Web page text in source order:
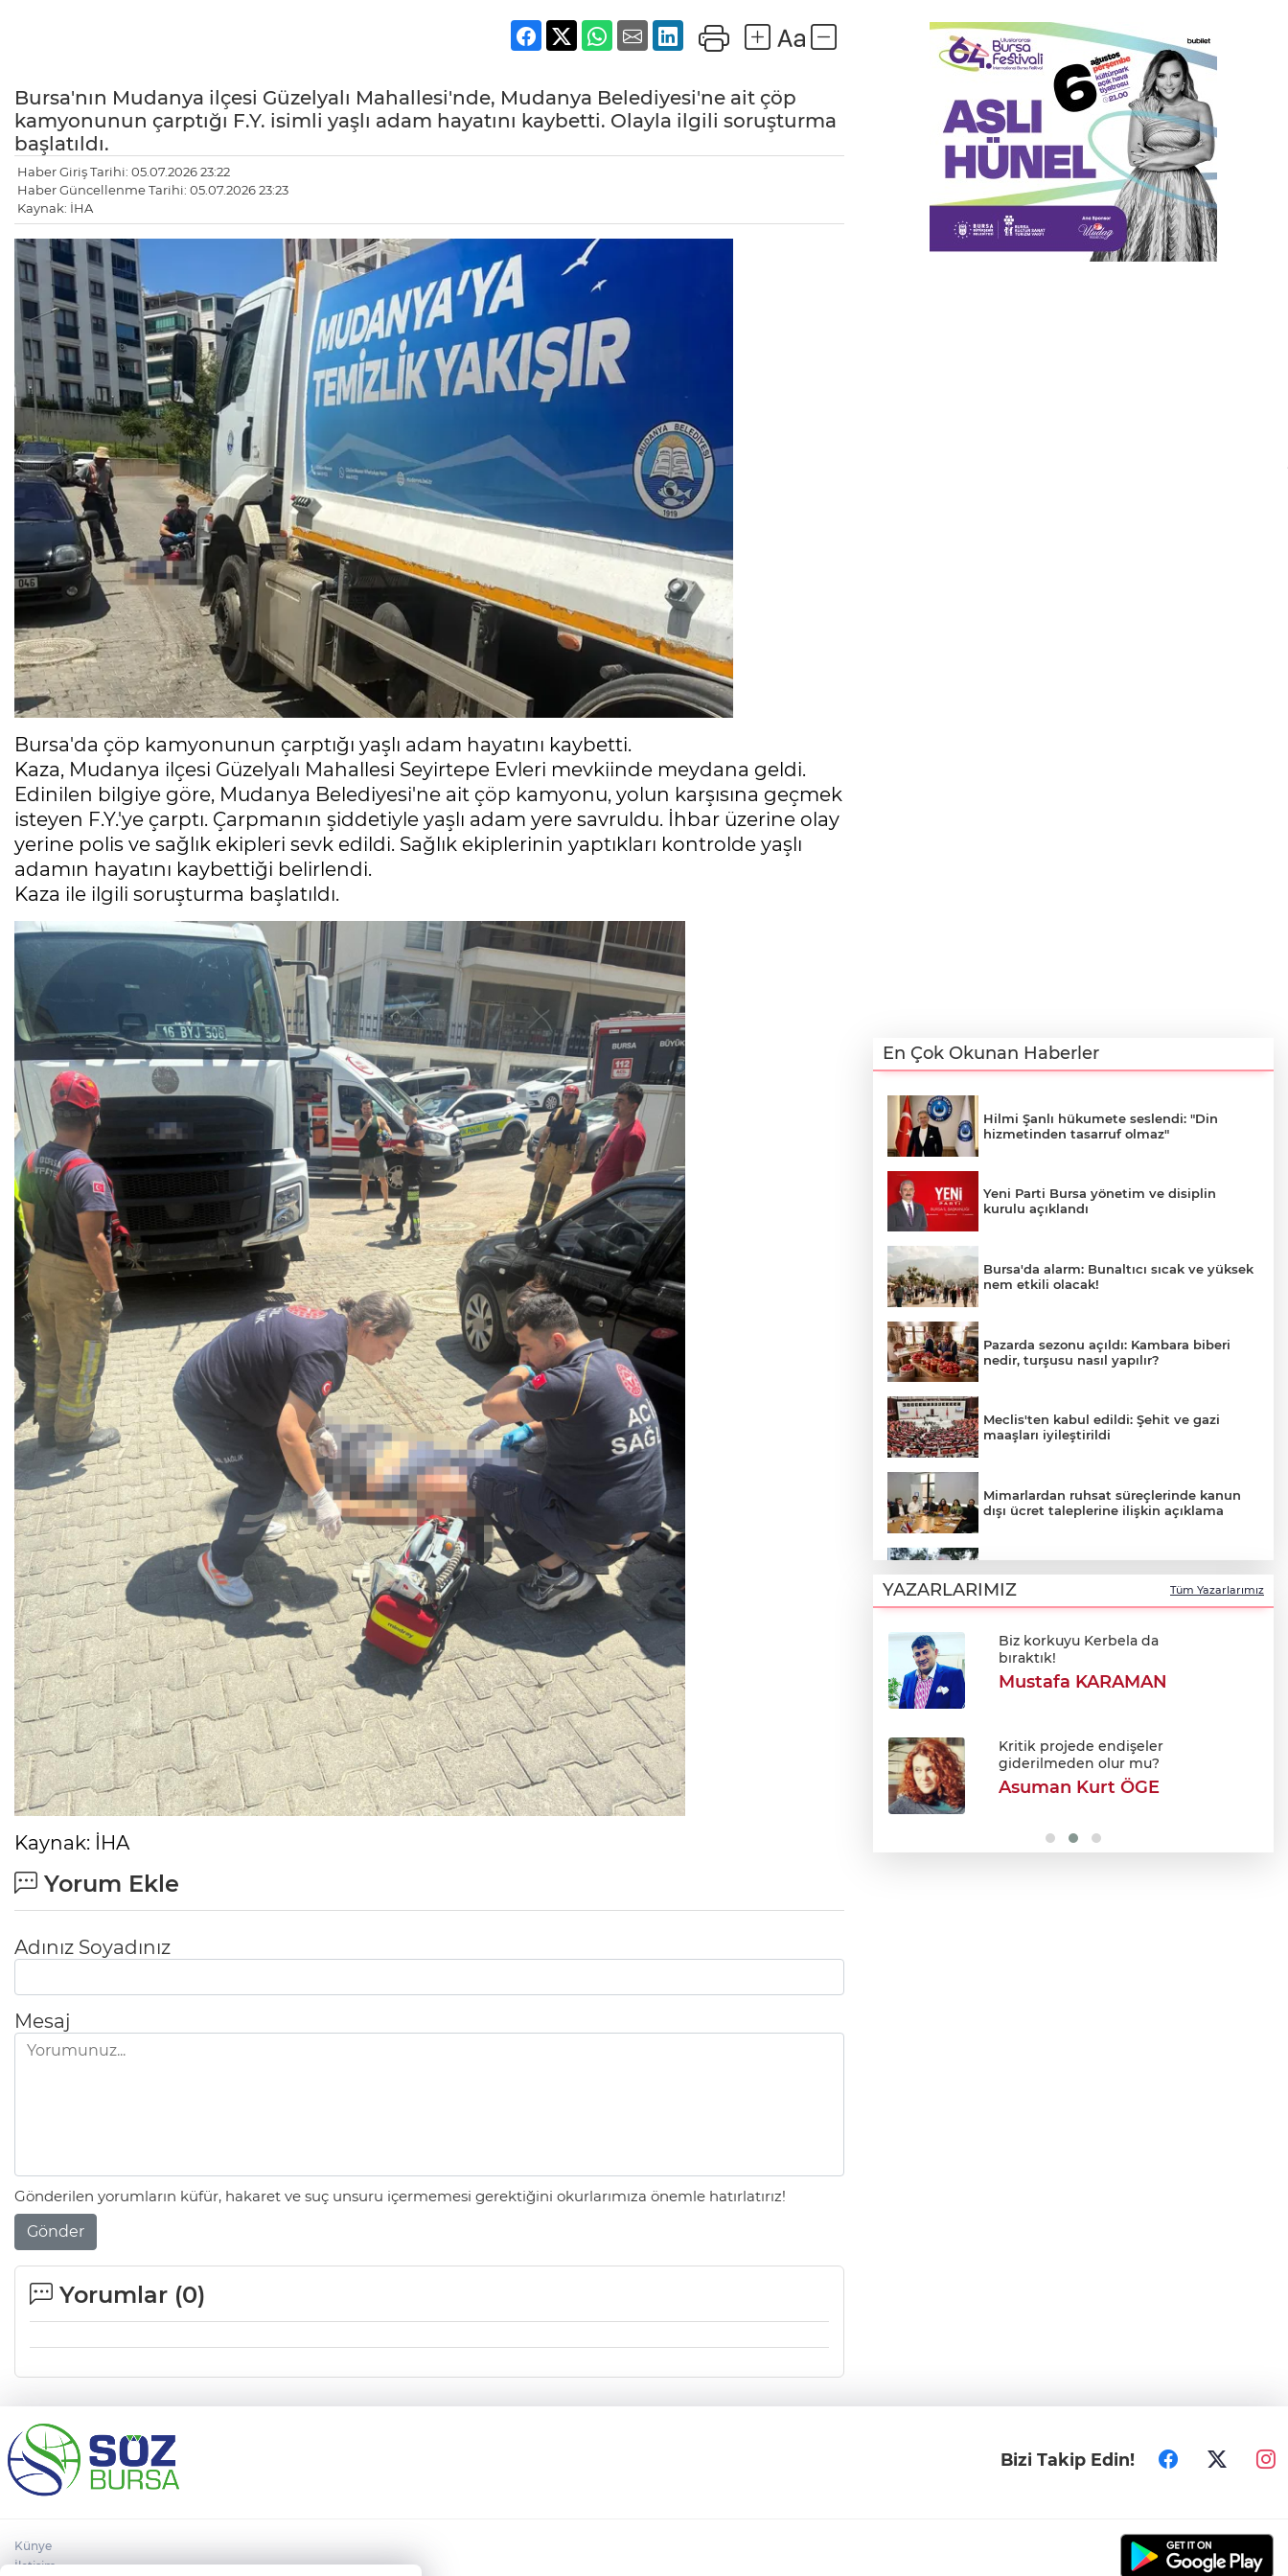
Bursa'nın Mudanya ilçesi Güzelyalı Mahallesi'nde, Mudanya Belediyesi'ne ait çöp
kamyonunun çarptığı F.Y. isimli yaşlı adam hayatını kaybetti. Olayla ilgili soruşturma
başlatıldı.
Haber Giriş Tarihi: 05.07.2026 23:22
Haber Güncellenme Tarihi: 05.07.2026 23:23
Kaynak: İHA
Bursa'da çöp kamyonunun çarptığı yaşlı adam hayatını kaybetti.
Kaza, Mudanya ilçesi Güzelyalı Mahallesi Seyirtepe Evleri mevkiinde meydana geldi.
Edinilen bilgiye göre, Mudanya Belediyesi'ne ait çöp kamyonu, yolun karşısına geçmek
isteyen F.Y.'ye çarptı. Çarpmanın şiddetiyle yaşlı adam yere savruldu. İhbar üzerine olay
yerine polis ve sağlık ekipleri sevk edildi. Sağlık ekiplerinin yaptıkları kontrolde yaşlı
adamın hayatını kaybettiği belirlendi.
Kaza ile ilgili soruşturma başlatıldı.
Kaynak: İHA
Yorum Ekle
Adınız Soyadınız
Mesaj
Gönderilen yorumların küfür, hakaret ve suç unsuru içermemesi gerektiğini okurlarımıza önemle hatırlatırız!
Gönder
Yorumlar (0)
En Çok Okunan Haberler
Hilmi Şanlı hükumete seslendi: "Din
hizmetinden tasarruf olmaz"
Yeni Parti Bursa yönetim ve disiplin
kurulu açıklandı
Bursa'da alarm: Bunaltıcı sıcak ve yüksek
nem etkili olacak!
Pazarda sezonu açıldı: Kambara biberi
nedir, turşusu nasıl yapılır?
Meclis'ten kabul edildi: Şehit ve gazi
maaşları iyileştirildi
Mimarlardan ruhsat süreçlerinde kanun
dışı ücret taleplerine ilişkin açıklama
buluştu
Oktay Yılmaz: "Spor yapmayan çocuk
kalmayacak"
Otomotiv ihracatı Temmuzda 3.5 milyar
YAZARLARIMIZ Tüm Yazarlarımız
Mesele çöp değil, Bursa'nın
geleceği
Sibel BARUTCU
Ölüyor!
Uğur Ozan Özen
Cihanşümul aptallık!
Abdullah ULUYURT
Gölgelerin anlamı!
İbrahim ÖGE
Biz korkuyu Kerbela da
bıraktık!
Mustafa KARAMAN
Kritik projede endişeler
giderilmeden olur mu?
Asuman Kurt ÖGE
Bizi Takip Edin!
Künye
İletişim